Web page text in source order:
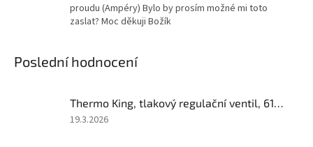
proudu (Ampéry) Bylo by prosím možné mi toto
zaslat? Moc děkuji Božík
Poslední hodnocení
Thermo King, tlakový regulační ventil, 616911
Hodnocení
19.3.2026